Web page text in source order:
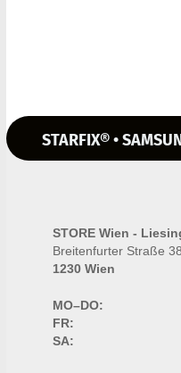
STARFIX® •
STORE Wien -
Breitenfurter Straße
1230 Wien
MO–DO:
FR:
SA: